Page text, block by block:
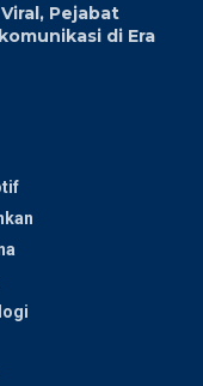
Pejabat
di Era